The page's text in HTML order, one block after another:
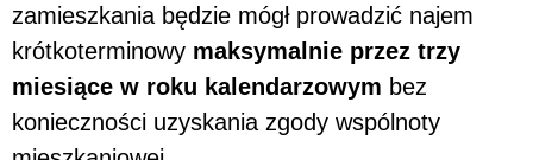
zamieszkania będzie mógł prowadzić najem
krótkoterminowy maksymalnie przez trzy
miesiące w roku kalendarzowym bez
konieczności uzyskania zgody wspólnoty